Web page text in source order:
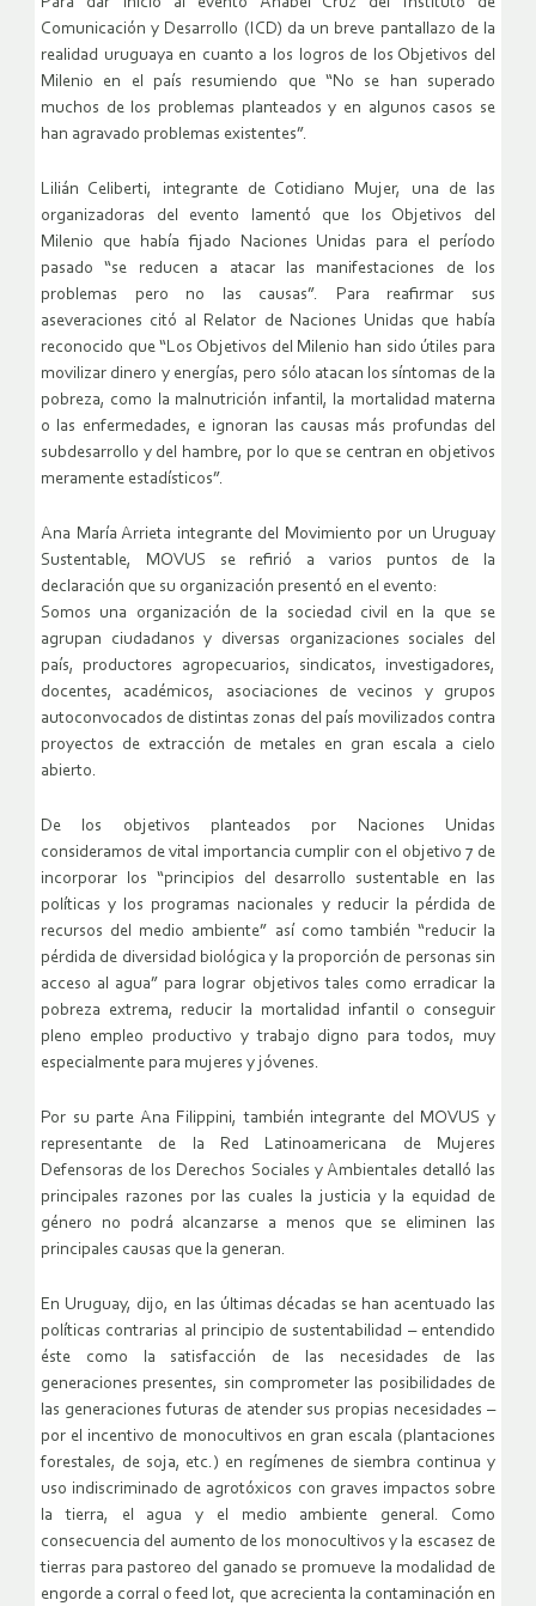
Comunicación y Desarrollo (ICD) da un breve pantallazo de la
realidad uruguaya en cuanto a los logros de los Objetivos del
Milenio en el país resumiendo que “No se han superado
muchos de los problemas planteados y en algunos casos se
han agravado problemas existentes”.
Lilián Celiberti, integrante de Cotidiano Mujer, una de las
organizadoras del evento lamentó que los Objetivos del
Milenio que había fijado Naciones Unidas para el período
pasado “se reducen a atacar las manifestaciones de los
problemas pero no las causas”. Para reafirmar sus
aseveraciones citó al Relator de Naciones Unidas que había
reconocido que “Los Objetivos del Milenio han sido útiles para
movilizar dinero y energías, pero sólo atacan los síntomas de la
pobreza, como la malnutrición infantil, la mortalidad materna
o las enfermedades, e ignoran las causas más profundas del
subdesarrollo y del hambre, por lo que se centran en objetivos
meramente estadísticos”.
Ana María Arrieta integrante del Movimiento por un Uruguay
Sustentable, MOVUS se refirió a varios puntos de la
declaración que su organización presentó en el evento:
Somos una organización de la sociedad civil en la que se
agrupan ciudadanos y diversas organizaciones sociales del
país, productores agropecuarios, sindicatos, investigadores,
docentes, académicos, asociaciones de vecinos y grupos
autoconvocados de distintas zonas del país movilizados contra
proyectos de extracción de metales en gran escala a cielo
abierto.
De los objetivos planteados por Naciones Unidas
consideramos de vital importancia cumplir con el objetivo 7 de
incorporar los “principios del desarrollo sustentable en las
políticas y los programas nacionales y reducir la pérdida de
recursos del medio ambiente” así como también “reducir la
pérdida de diversidad biológica y la proporción de personas sin
acceso al agua” para lograr objetivos tales como erradicar la
pobreza extrema, reducir la mortalidad infantil o conseguir
pleno empleo productivo y trabajo digno para todos, muy
especialmente para mujeres y jóvenes.
Por su parte Ana Filippini, también integrante del MOVUS y
representante de la Red Latinoamericana de Mujeres
Defensoras de los Derechos Sociales y Ambientales detalló las
principales razones por las cuales la justicia y la equidad de
género no podrá alcanzarse a menos que se eliminen las
principales causas que la generan.
En Uruguay, dijo, en las últimas décadas se han acentuado las
políticas contrarias al principio de sustentabilidad – entendido
éste como la satisfacción de las necesidades de las
generaciones presentes, sin comprometer las posibilidades de
las generaciones futuras de atender sus propias necesidades –
por el incentivo de monocultivos en gran escala (plantaciones
forestales, de soja, etc.) en regímenes de siembra continua y
uso indiscriminado de agrotóxicos con graves impactos sobre
la tierra, el agua y el medio ambiente general. Como
consecuencia del aumento de los monocultivos y la escasez de
tierras para pastoreo del ganado se promueve la modalidad de
engorde a corral o feed lot, que acrecienta la contaminación en